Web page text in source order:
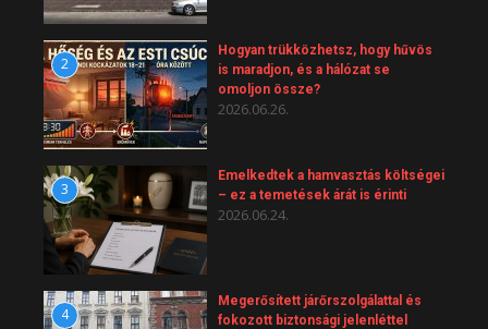
2
Hogyan trükközhetsz, hogy hűvös
is maradjon, és a hálózat se
omoljon össze?
2026.06.26.
3
Emelkedtek a hamvasztás költségei
– ez a temetések árát is érinti
2026.06.24.
4
Megerősített járőrszolgálattal és
fokozott biztonsági jelenléttel